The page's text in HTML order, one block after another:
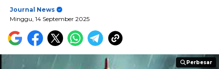
Journal News
Minggu, 14 September 2025
Perbesar
Perbesar